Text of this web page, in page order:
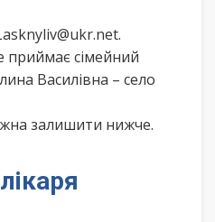
приймає сімейний
Василівна – село
залишити нижче.